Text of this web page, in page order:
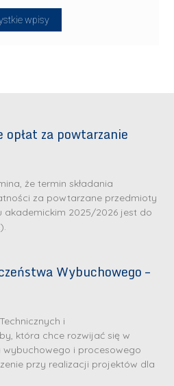
wpisy
opłat za powtarzanie
że termin składania
za powtarzane przedmioty
akademickim 2025/2026 jest do
Wybuchowego –
i
która chce rozwijać się w
i procesowego
przy realizacji projektów dla